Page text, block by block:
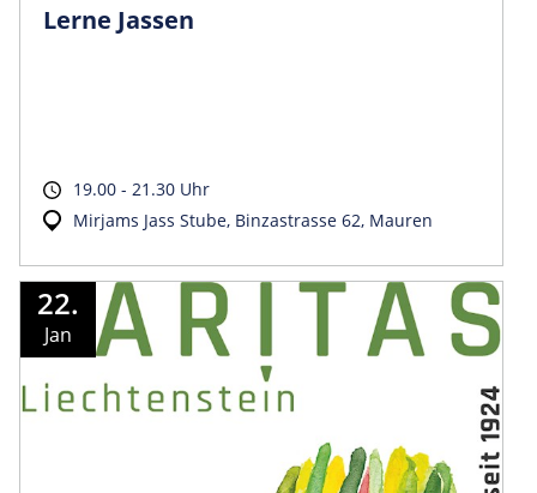
Lerne Jassen
19.00 - 21.30 Uhr
Mirjams Jass Stube, Binzastrasse 62, Mauren
22.
Jan